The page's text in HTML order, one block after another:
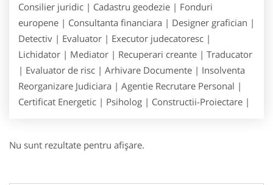
Consilier juridic | Cadastru geodezie | Fonduri
europene | Consultanta financiara | Designer grafician |
Detectiv | Evaluator | Executor judecatoresc |
Lichidator | Mediator | Recuperari creante | Traducator
| Evaluator de risc | Arhivare Documente | Insolventa
Reorganizare Judiciara | Agentie Recrutare Personal |
Certificat Energetic | Psiholog | Constructii-Proiectare |
Nu sunt rezultate pentru afişare.